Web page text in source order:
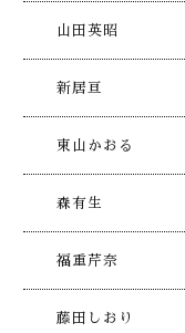
山田英昭
新居亘
東山かおる
森有生
福重芹奈
藤田しおり